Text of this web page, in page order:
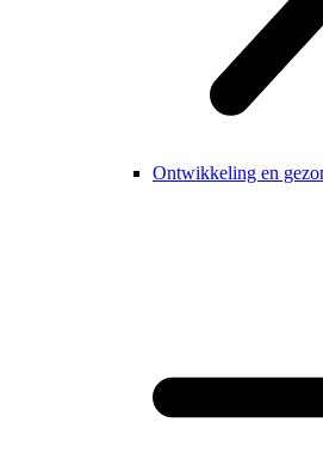
Ontwikkeling en